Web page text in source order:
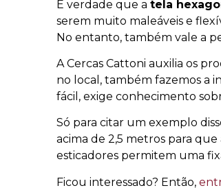
fácil, exige conhecimento
Só para citar um exemplo
esticadores permitem uma
Ficou interessado? Então,